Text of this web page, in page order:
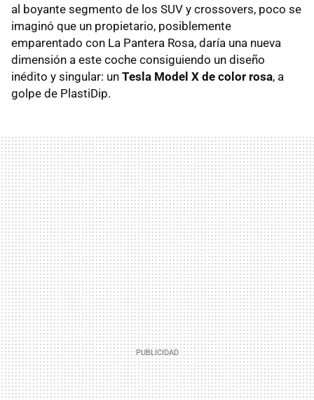
al boyante segmento de los SUV y crossovers, poco se
imaginó que un propietario, posiblemente
emparentado con La Pantera Rosa, daría una nueva
dimensión a este coche consiguiendo un diseño
inédito y singular: un Tesla Model X de color rosa, a
golpe de PlastiDip.